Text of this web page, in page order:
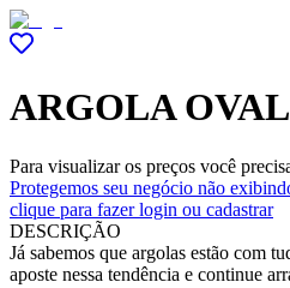
ARGOLA
Para visualizar os preços você
Protegemos seu negócio não
clique para fazer login ou cadastrar
DESCRIÇÃO
Já sabemos que argolas estão com
aposte nessa tendência e continue